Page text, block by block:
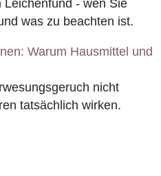
Leichenfund - wen Sie
was zu beachten ist.
Warum Hausmittel und
nicht
tatsächlich wirken.